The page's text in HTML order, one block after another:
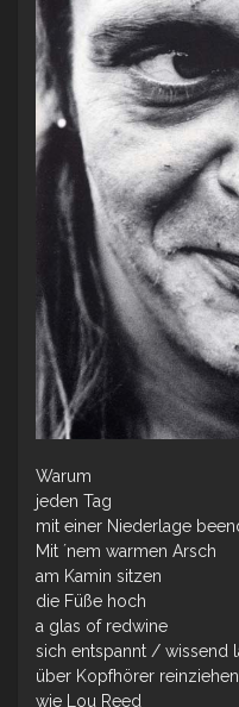
Warum
jeden Tag
mit einer Niederlage
Mit ´nem warmen Arsch
am Kamin sitzen
die Füße hoch
a glas of redwine
sich entspannt / wissend
über Kopfhörer reinziehen
wie Lou Reed